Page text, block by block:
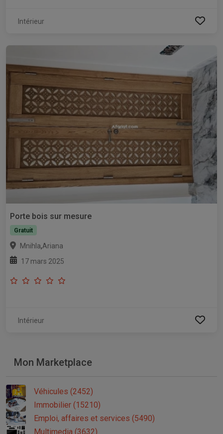
Intérieur
Porte bois sur mesure
Gratuit
Mnihla,Ariana
17 mars 2025
Intérieur
Mon Marketplace
Véhicules (2452)
Immobilier (15210)
Emploi, affaires et services (5490)
Multimedia (3632)